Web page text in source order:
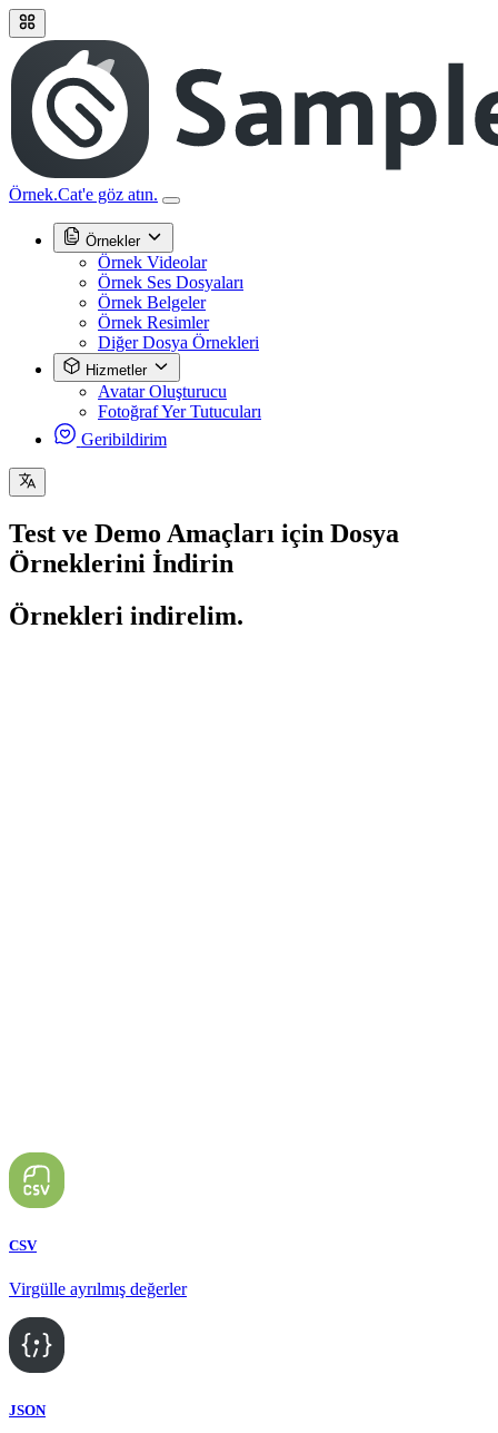
Örnek.Cat'e göz atın.
Örnekler
Örnek Videolar
Örnek Ses Dosyaları
Örnek Belgeler
Örnek Resimler
Diğer Dosya Örnekleri
Hizmetler
Avatar Oluşturucu
Fotoğraf Yer Tutucuları
Geribildirim
Test ve Demo Amaçları için Dosya
Örneklerini İndirin
Örnekleri indirelim.
CSV
Virgülle ayrılmış değerler
JSON